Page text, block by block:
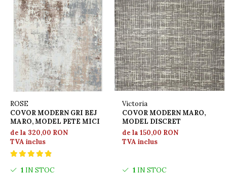
ROSE
COVOR MODERN GRI BEJ
MARO, MODEL PETE MICI
de la 320,00 RON
TVA inclus
1 IN STOC
Victoria
COVOR MODERN MARO,
MODEL DISCRET
de la 150,00 RON
TVA inclus
1 IN STOC